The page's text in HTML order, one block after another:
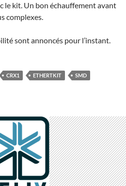
le kit. Un bon échauffement avant
complexes.
sont annoncés pour l’instant.
CRX1 ETHERTKIT
SMD